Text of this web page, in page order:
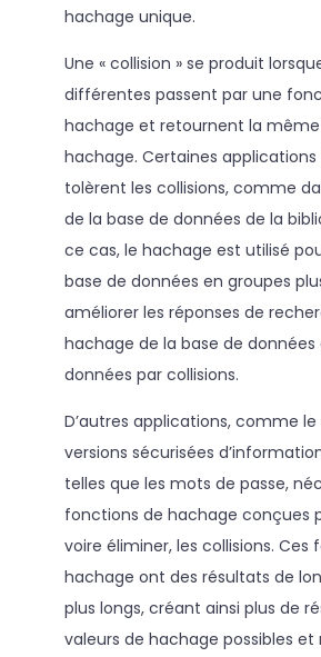
hachage unique.
Une « collision » se produit
différentes passent par une
hachage et retournent la
hachage. Certaines
tolèrent les collisions, comme
de la base de données de la
ce cas, le hachage est utilisé
base de données en groupes
améliorer les réponses de
hachage de la base de données
données par collisions.
D’autres applications, comme
versions sécurisées
telles que les mots de passe,
fonctions de hachage conçues
voire éliminer, les collisions. Ces
hachage ont des résultats de
plus longs, créant ainsi plus de
valeurs de hachage possibles et